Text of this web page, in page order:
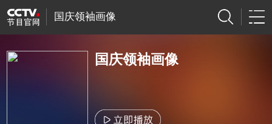
国庆领袖画像
国庆领袖画像